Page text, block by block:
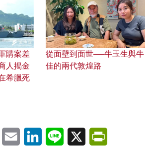
購案差
人揭金
希臘死
從面壁到面世──牛玉生與牛
佳的兩代敦煌路
WeChatEmail LinkedInLine X